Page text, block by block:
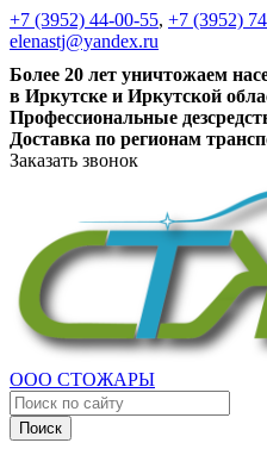
+7 (3952) 44-00-55, +7 (3952)
elenastj@yandex.ru
Более 20 лет уничтожаем
в Иркутске и Иркутской
Профессиональные
Доставка по регионам
Заказать звонок
ООО СТОЖАРЫ
Поиск